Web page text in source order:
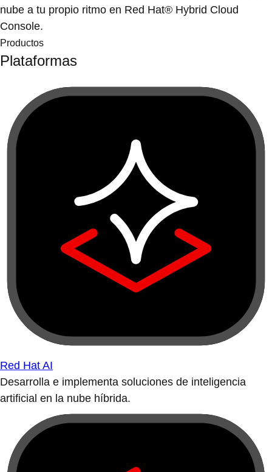
nube a tu propio ritmo en Red Hat® Hybrid Cloud
Console.
Productos
Plataformas
Red Hat AI
Desarrolla e implementa soluciones de inteligencia
artificial en la nube híbrida.